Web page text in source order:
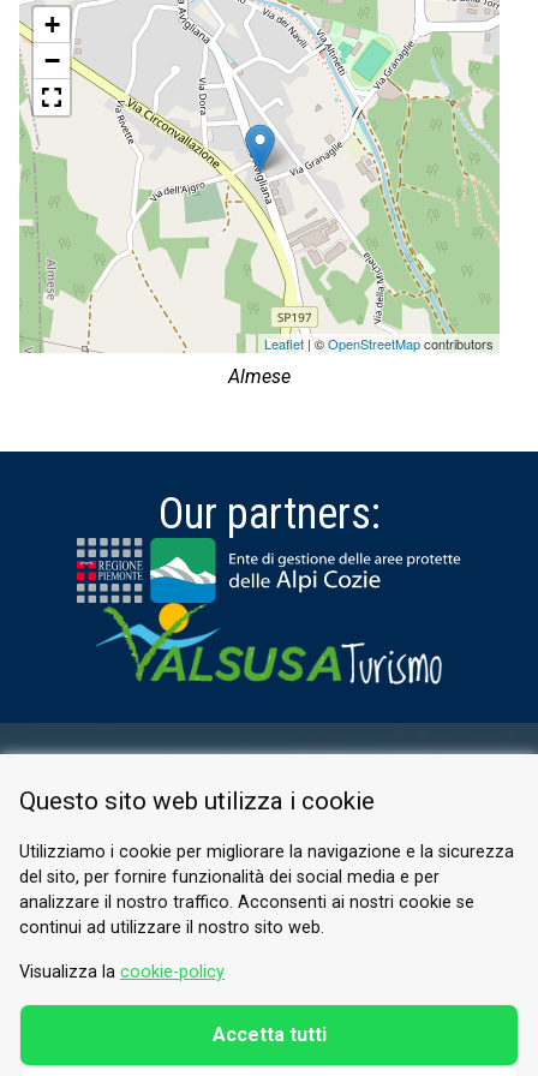
+
−
Leaflet | ©OpenStreetMapcontributors
Almese
Our partners:
PRIVACY POLICY
© 2026 Valle di Susa
Tesori di Arte e Cultura Alpina
Tel.
Email.info@vallesusa-tesori.it
Questo sito web utilizza i cookie
Utilizziamo i cookie per migliorare la navigazione e la sicurezza
del sito, per fornire funzionalità dei social media e per
analizzare il nostro traffico. Acconsenti ai nostri cookie se
continui ad utilizzare il nostro sito web.
Visualizza la cookie-policy
Accetta tutti